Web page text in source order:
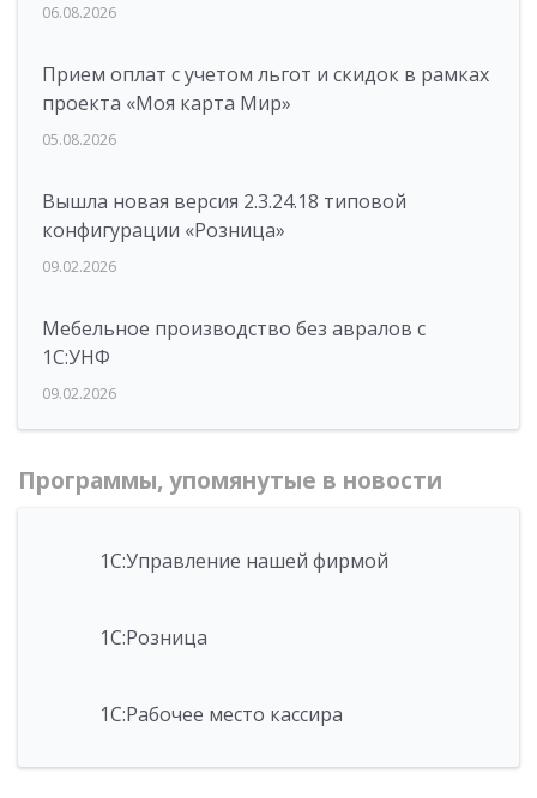
06.08.2026
Прием оплат с учетом льгот и скидок в рамках
проекта «Моя карта Мир»
05.08.2026
Вышла новая версия 2.3.24.18 типовой
конфигурации «Розница»
09.02.2026
Мебельное производство без авралов с
1С:УНФ
09.02.2026
Программы, упомянутые в новости
1С:Управление нашей фирмой
1С:Розница
1С:Рабочее место кассира